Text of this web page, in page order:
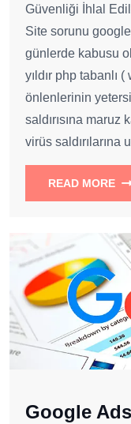
Güvenliği İhlal
Site sorunu
günlerde kabusu
yıldır php tabanlı
önlenlerinin
saldırısına maruz
virüs
READ MORE
Google